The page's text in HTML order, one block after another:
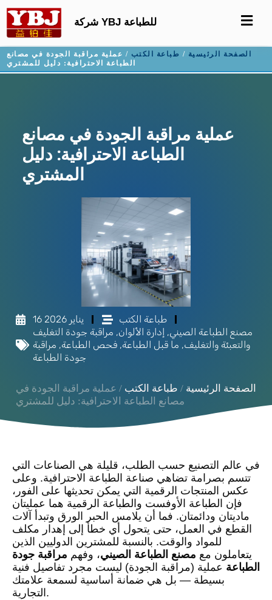
شركة YBJ للطباعة
الصفحة الرئيسية / طباعة الكتب / عملية مراقبة الجودة في مصانع
الطباعة الاحترافية: دليل للمشتري
عملية مراقبة الجودة في مصانع
الطباعة الاحترافية: دليل
المشتري
16 يناير 2026
طباعة الكتب
مصنع الطباعة الصيني, إدارة الألوان, مراقبة جودة التغليف
والتعبئة والتغليف, ما قبل الطباعة,فحص الطباعة, مراقبة
جودة الطباعة
الصفحة الرئيسية / طباعة الكتب / عملية مراقبة الجودة في
مصانع الطباعة الاحترافية: دليل للمشتري
في عالم التصنيع حسب الطلب، قليلة هي الصناعات التي
تتسم بصرامة تضاهي صناعة الطباعة الاحترافية. وعلى
عكس المنتجات الرقمية التي يمكن تحديثها على الفور،
فإن الطباعة الأوفست والطباعة الرقمية هما عمليتان
ماديتان ودائمتان. فما أن يلامس الحبر الورق وتبدأ آلات
القطع في العمل، حتى يتحول أي خطأ إلى إهدار مكلف
للمواد والوقت. بالنسبة للمشترين الدوليين الذين
يتعاملون مع مصنع الطباعة الصيني، وفهم مراقبة جودة
الطباعة عملية (مراقبة الجودة) ليست مجرد تفاصيل فنية
بسيطة — بل هي ضمانة أساسية لسمعة علامتك
التجارية.